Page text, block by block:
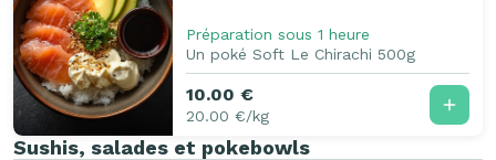
Préparation sous 1 heure
Un poké Soft Le Chirachi 500g
10.00 €
20.00 €/kg
Sushis, salades et pokebowls